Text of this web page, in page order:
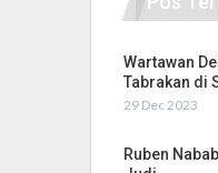
Wartawan
Tabrakan di
29 Dec 2023
Ruben